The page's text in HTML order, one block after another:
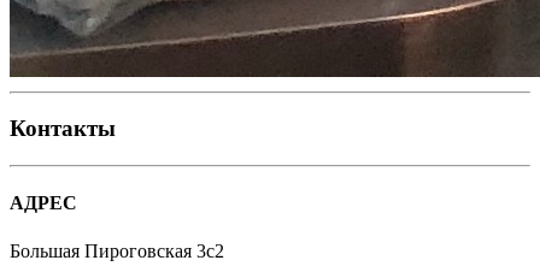
Контакты
АДРЕС
Большая Пироговская 3с2